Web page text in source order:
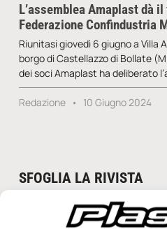
L’assemblea Amaplast dà
Federazione Confindustria
Riunitasi giovedì 6 giugno a
borgo di Castellazzo di Bollate
dei soci Amaplast ha deliberato
Redazione 10 Giugno 2024
SFOGLIA LA RIVISTA